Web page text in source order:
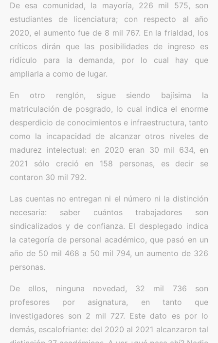
De esa comunidad, la mayoría, 226 mil 575, son
estudiantes de licenciatura; con respecto al año
2020, el aumento fue de 8 mil 767. En la frialdad, los
críticos dirán que las posibilidades de ingreso es
ridículo para la demanda, por lo cual hay que
ampliarla a como de lugar.
En otro renglón, sigue siendo bajísima la
matriculación de posgrado, lo cual indica el enorme
desperdicio de conocimientos e infraestructura, tanto
como la incapacidad de alcanzar otros niveles de
madurez intelectual: en 2020 eran 30 mil 634, en
2021 sólo creció en 158 personas, es decir se
contaron 30 mil 792.
Las cuentas no entregan ni el número ni la distinción
necesaria: saber cuántos trabajadores son
sindicalizados y de confianza. El desplegado indica
la categoría de personal académico, que pasó en un
año de 50 mil 468 a 50 mil 794, un aumento de 326
personas.
De ellos, ninguna novedad, 32 mil 736 son
profesores por asignatura, en tanto que
investigadores son 2 mil 727. Este dato es por lo
demás, escalofriante: del 2020 al 2021 alcanzaron tal